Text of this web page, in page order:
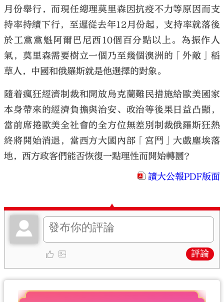
月份舉行，而現任總理莫里森因抗疫不力等原因而支
持率持續下行，至遲從去年12月份起，支持率就落後
於工黨黨魁阿爾巴尼西10個百分點以上。為振作人
氣，莫里森需要樹立一個乃至幾個澳洲的「外敵」稻
草人，中國和俄羅斯就是他選擇的對象。
隨着瘋狂經濟制裁和開放烏克蘭難民措施給歐美國家
本身帶來的經濟負擔與治安、政治等後果日益凸顯，
當前席捲歐美全社會的全方位無差別制裁俄羅斯狂熱
終將開始消退，當西方大國內部「宮鬥」大戲塵埃落
地，西方政客們能否恢復一點理性而開始轉圜？
讀大公報PDF版面
評論